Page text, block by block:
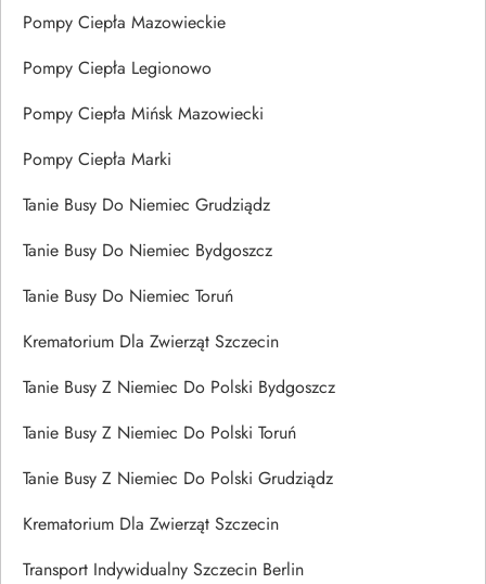
Pompy Ciepła Mazowieckie
Pompy Ciepła Legionowo
Pompy Ciepła Mińsk Mazowiecki
Pompy Ciepła Marki
Tanie Busy Do Niemiec Grudziądz
Tanie Busy Do Niemiec Bydgoszcz
Tanie Busy Do Niemiec Toruń
Krematorium Dla Zwierząt Szczecin
Tanie Busy Z Niemiec Do Polski Bydgoszcz
Tanie Busy Z Niemiec Do Polski Toruń
Tanie Busy Z Niemiec Do Polski Grudziądz
Krematorium Dla Zwierząt Szczecin
Transport Indywidualny Szczecin Berlin